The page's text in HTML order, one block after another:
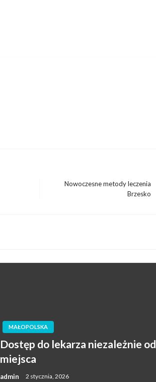
Nowoczesne metody leczenia
Brzesko
MAŁOPOLSKA
Dostęp do lekarza niezależnie od
miejsca
admin 2 stycznia, 2026